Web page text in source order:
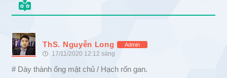
ThS. Nguyễn Long Admin
17/11/2020 12:12 sáng
# Dày thành ống mật chủ / Hạch rốn gan.